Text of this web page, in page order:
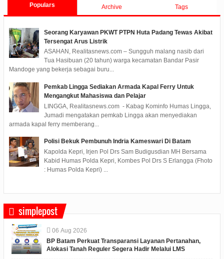
Populars Archive Tags
Seorang Karyawan PKWT PTPN Huta Padang Tewas Akibat
Tersengat Arus Listrik
ASAHAN, Realitasnews.com – Sungguh malang nasib dari
Tua Hasibuan (20 tahun) warga kecamatan Bandar Pasir
Mandoge yang bekerja sebagai buru...
Pemkab Lingga Sediakan Armada Kapal Ferry Untuk
Mengangkut Mahasiswa dan Pelajar
LINGGA, Realitasnews.com - Kabag Kominfo Humas Lingga,
Jumadi mengatakan pemkab Lingga akan menyediakan
armada kapal ferry memberang...
Polisi Bekuk Pembunuh Indria Kameswari Di Batam
Kapolda Kepri, Irjen Pol Drs Sam Budigusdian MH Bersama
Kabid Humas Polda Kepri, Kombes Pol Drs S Erlangga (Fhoto
: Humas Polda Kepri) ...
simplepost
06 Aug 2026
BP Batam Perkuat Transparansi Layanan Pertanahan,
Alokasi Tanah Reguler Segera Hadir Melalui LMS